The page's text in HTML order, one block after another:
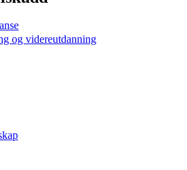
og videreutdanning